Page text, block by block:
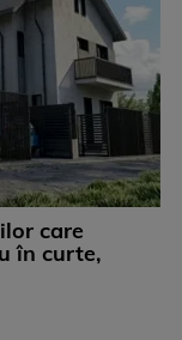
care
în curte,